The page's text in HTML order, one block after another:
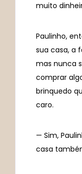
muito
Paulinho,
sua casa, a
mas nunca
comprar
brinquedo
caro.
— Sim,
casa